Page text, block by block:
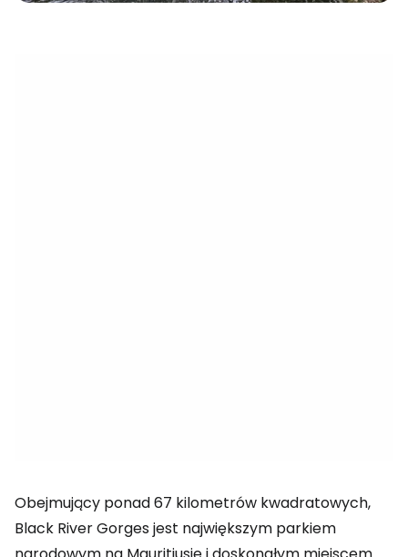
Obejmujący ponad 67 kilometrów kwadratowych,
Black River Gorges jest największym parkiem